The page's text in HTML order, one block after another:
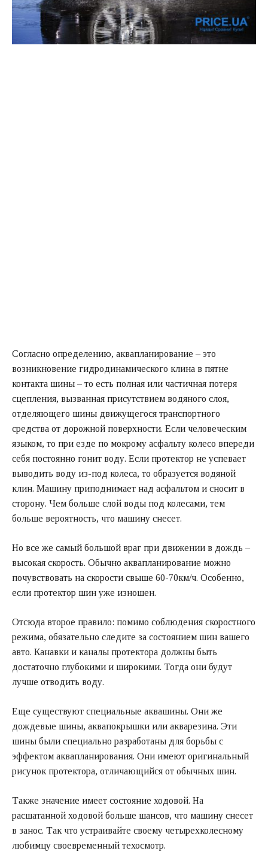
Согласно определению, аквапланирование – это
возникновение гидродинамического клина в пятне
контакта шины – то есть полная или частичная потеря
сцепления, вызванная присутствием водяного слоя,
отделяющего шины движущегося транспортного
средства от дорожной поверхности. Если человеческим
языком, то при езде по мокрому асфальту колесо впереди
себя постоянно гонит воду. Если протектор не успевает
выводить воду из-под колеса, то образуется водяной
клин. Машину приподнимает над асфальтом и сносит в
сторону. Чем больше слой воды под колесами, тем
больше вероятность, что машину снесет.
Но все же самый большой враг при движении в дождь –
высокая скорость. Обычно аквапланирование можно
почувствовать на скорости свыше 60-70км/ч. Особенно,
если протектор шин уже изношен.
Отсюда второе правило: помимо соблюдения скоростного
режима, обязательно следите за состоянием шин вашего
авто. Канавки и каналы протектора должны быть
достаточно глубокими и широкими. Тогда они будут
лучше отводить воду.
Еще существуют специальные аквашины. Они же
дождевые шины, аквапокрышки или акварезина. Эти
шины были специально разработаны для борьбы с
эффектом аквапланирования. Они имеют оригинальный
рисунок протектора, отличающийся от обычных шин.
Также значение имеет состояние ходовой. На
расшатанной ходовой больше шансов, что машину снесет
в занос. Так что устраивайте своему четырехколесному
любимцу своевременный техосмотр.